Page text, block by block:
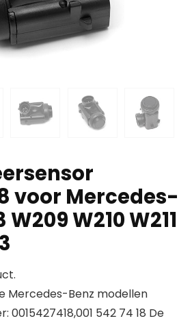
voor Mercedes-
W210 W211
Mercedes-Benz modellen
542 74 18 De